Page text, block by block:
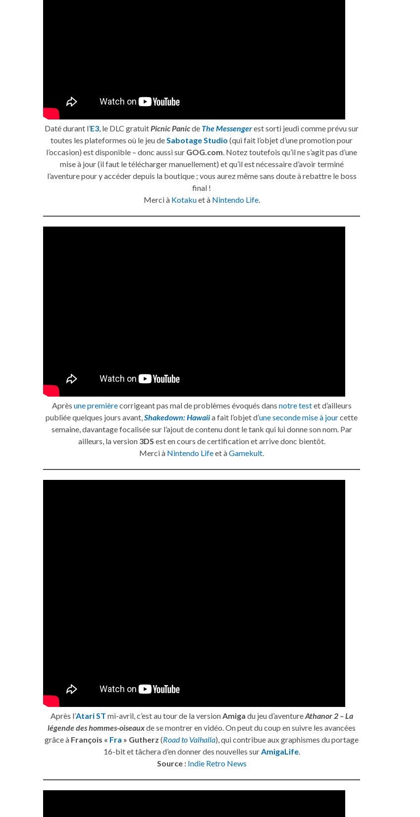
Daté durant l’E3, le DLC gratuitPicnic Panicde The Messengerest sorti jeudi comme prévu sur
toutes les plateformes où le jeu deSabotage Studio (qui fait l’objet d’une promotion pour
l’occasion) est disponible – donc aussi sur GOG.com. Notez toutefois qu’il ne s’agit pas d’une
mise à jour (il faut le télécharger manuellement) et qu’il est nécessaire d’avoir terminé
l’aventure pour y accéder depuis la boutique ; vous aurez même sans doute à rebattre le boss
final !
Merci à Kotakuet à Nintendo Life.
Après une premièrecorrigeant pas mal de problèmes évoqués dans notre testet d’ailleurs
publiée quelques jours avant,Shakedown: Hawaiia fait l’objet d’une seconde mise à jourcette
semaine, davantage focalisée sur l’ajout de contenu dont le tank qui lui donne son nom. Par
ailleurs, la version 3DS est en cours de certification et arrive donc bientôt.
Merci à Nintendo Lifeet àGamekult.
Après l’Atari ST mi-avril, c’est au tour de la versionAmiga du jeu d’aventureAthanor 2 – La
légende des hommes-oiseauxde se montrer en vidéo. On peut du coup en suivre les avancées
grâce à François « Fra » Gutherz (Road to Valhalla), qui contribue aux graphismes du portage
16-bit et tâchera d’en donner des nouvelles surAmigaLife.
Source : Indie Retro News